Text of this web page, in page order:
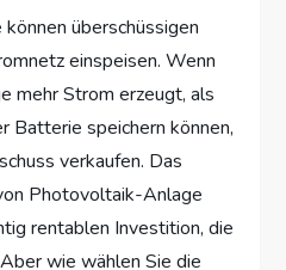
überschüssigen
einspeisen. Wenn
mehr Strom erzeugt, als
Batterie speichern können,
verkaufen. Das
Photovoltaik-Anlage
rentablen Investition, die
wie wählen Sie die